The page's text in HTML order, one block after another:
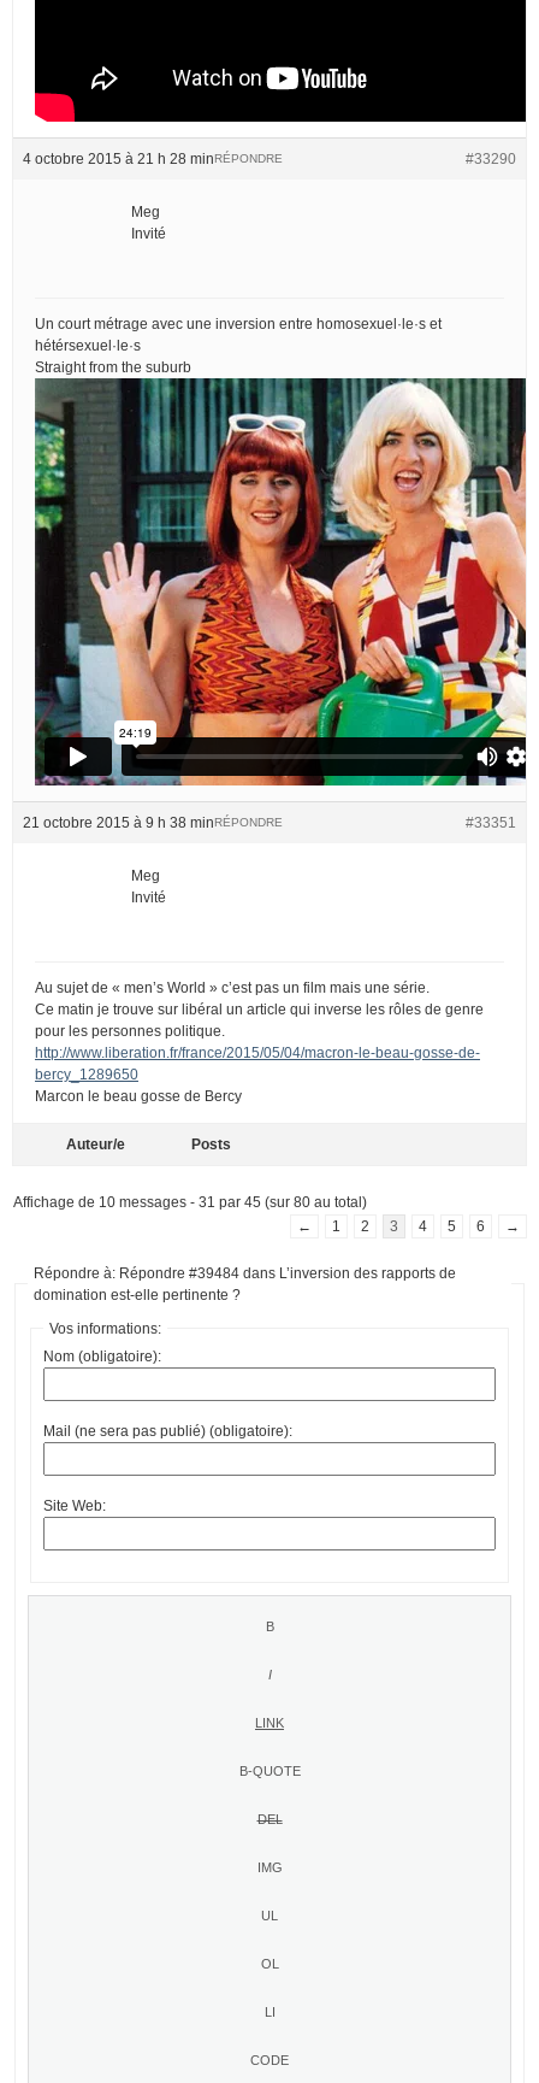
4 octobre 2015 à 21 h 28 min #33290
RÉPONDRE
Meg
Invité
Un court métrage avec une inversion entre homosexuel·le·s et
hétérsexuel·le·s
Straight from the suburb
21 octobre 2015 à 9 h 38 min #33351
RÉPONDRE
Meg
Invité
Au sujet de « men’s World » c’est pas un film mais une série.
Ce matin je trouve sur libéral un article qui inverse les rôles de genre
pour les personnes politique.
http://www.liberation.fr/france/2015/05/04/macron-le-beau-gosse-de-
bercy_1289650
Marcon le beau gosse de Bercy
Auteur/e Posts
Affichage de 10 messages - 31 par 45 (sur 80 au total)
←
1 2 3 4 5 6 →
Répondre à: Répondre #39484 dans L’inversion des rapports de
domination est-elle pertinente ?
Vos informations:
Nom (obligatoire):
Mail (ne sera pas publié) (obligatoire):
Site Web: